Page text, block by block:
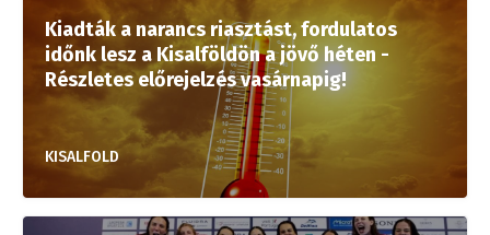
Kiadták a narancs riasztást, fordulatos
időnk lesz a Kisalföldön a jövő héten -
Részletes előrejelzés vasárnapig!
KISALFOLD